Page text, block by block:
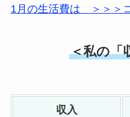
1月の生活費は ＞＞＞
＜私の「
収入